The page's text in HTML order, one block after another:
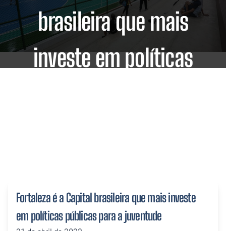
brasileira que mais
investe em políticas
Fortaleza é a Capital brasileira que mais investe
em políticas públicas para a juventude